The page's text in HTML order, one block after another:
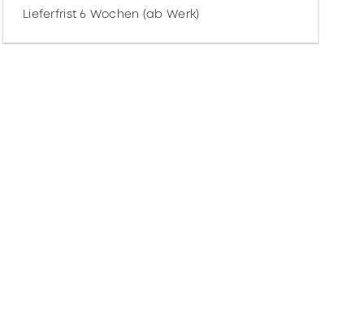
Lieferfrist 6 Wochen (ab Werk)